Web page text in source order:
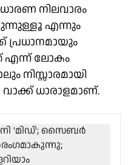
നിലവാരം
എന്നും
പ്രധാനമായും
എന്ന് ലോകം
നിസ്സാരമായി
ധാരാളമാണ്.